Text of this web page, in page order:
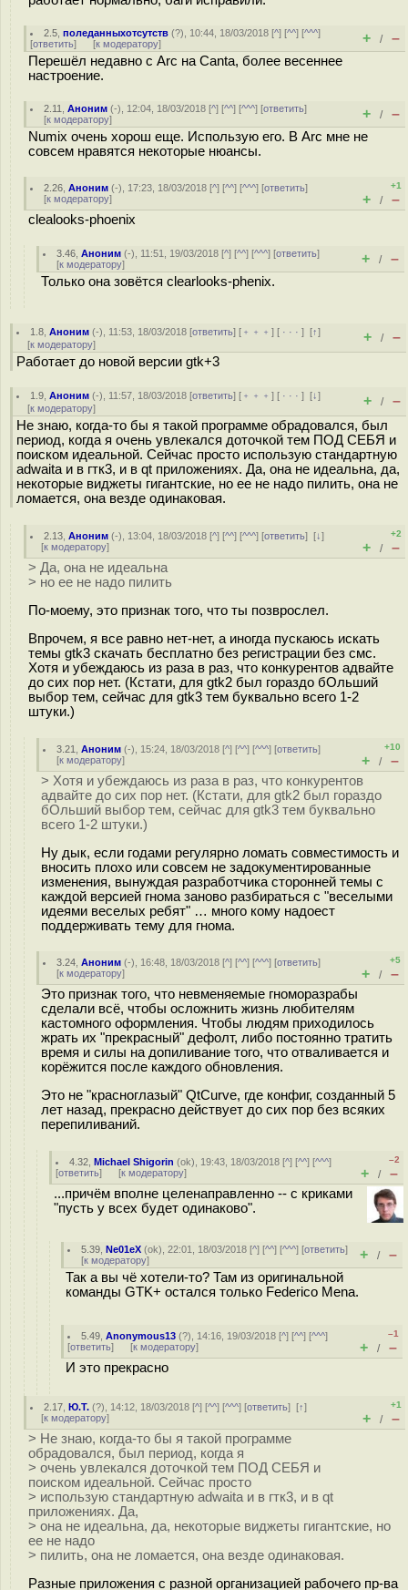
2.5 ,поледанныхотсутств (?), 10:44, 18/03/2018 [^] [^^] [^^^]
[ответить] [к модератору] + / –
Перешёл недавно с Arc на Canta, более весеннее
настроение.
2.11 ,Аноним (-), 12:04, 18/03/2018 [^] [^^] [^^^] [ответить]
[к модератору] + / –
Numix очень хорош еще. Использую его. В Arc мне не
совсем нравятся некоторые нюансы.
2.26 ,Аноним (-), 17:23, 18/03/2018 [^] [^^] [^^^] [ответить]
[к модератору]
+1
+ / –
clealooks-phoenix
3.46 ,Аноним (-), 11:51, 19/03/2018 [^] [^^] [^^^] [ответить]
[к модератору] + / –
Только она зовётся clearlooks-phenix.
1.8 ,Аноним (-), 11:53, 18/03/2018 [ответить] [ ﹢﹢﹢] [ · · ·][↑]
[к модератору] + / –
Работает до новой версии gtk+3
1.9 ,Аноним (-), 11:57, 18/03/2018 [ответить] [ ﹢﹢﹢] [ · · ·][↓]
[к модератору] + / –
Не знаю, когда-то бы я такой программе обрадовался, был
период, когда я очень увлекался доточкой тем ПОД СЕБЯ и
поиском идеальной. Сейчас просто использую стандартную
adwaita и в гтк3, и в qt приложениях. Да, она не идеальна, да,
некоторые виджеты гигантские, но ее не надо пилить, она не
ломается, она везде одинаковая.
2.13 ,Аноним (-), 13:04, 18/03/2018 [^] [^^] [^^^] [ответить][↓]
[к модератору]
+2
+ / –
> Да, она не идеальна
> но ее не надо пилить
По-моему, это признак того, что ты позврослел.
Впрочем, я все равно нет-нет, а иногда пускаюсь искать
темы gtk3 скачать бесплатно без регистрации без смс.
Хотя и убеждаюсь из раза в раз, что конкурентов адвайте
до сих пор нет. (Кстати, для gtk2 был гораздо бОльший
выбор тем, сейчас для gtk3 тем буквально всего 1-2
штуки.)
3.21 ,Аноним (-), 15:24, 18/03/2018 [^] [^^] [^^^] [ответить]
[к модератору]
+10
+ / –
> Хотя и убеждаюсь из раза в раз, что конкурентов
адвайте до сих пор нет. (Кстати, для gtk2 был гораздо
бОльший выбор тем, сейчас для gtk3 тем буквально
всего 1-2 штуки.)
Ну дык, если годами регулярно ломать совместимость и
вносить плохо или совсем не задокументированные
изменения, вынуждая разработчика сторонней темы с
каждой версией гнома заново разбираться с "веселыми
идеями веселых ребят" … много кому надоест
поддерживать тему для гнома.
3.24 ,Аноним (-), 16:48, 18/03/2018 [^] [^^] [^^^] [ответить]
[к модератору]
+5
+ / –
Это признак того, что невменяемые гноморазрабы
сделали всё, чтобы осложнить жизнь любителям
кастомного оформления. Чтобы людям приходилось
жрать их "прекрасный" дефолт, либо постоянно тратить
время и силы на допиливание того, что отваливается и
корёжится после каждого обновления.
Это не "красноглaзый" QtCurve, где конфиг, созданный 5
лет назад, прекрасно действует до сих пор без всяких
перепиливаний.
4.32 ,Michael Shigorin (ok), 19:43, 18/03/2018 [^] [^^] [^^^]
[ответить] [к модератору]
–2
+ / –
...причём вполне целенаправленно -- с криками
"пусть у всех будет одинаково".
5.39 ,Ne01eX (ok), 22:01, 18/03/2018 [^] [^^] [^^^] [ответить]
[к модератору] + / –
Так а вы чё хотели-то? Там из оригинальной
команды GTK+ остался только Federico Mena.
5.49 ,Anonymous13 (?), 14:16, 19/03/2018 [^] [^^] [^^^]
[ответить] [к модератору]
–1
+ / –
И это прекрасно
2.17 ,Ю.Т. (?), 14:12, 18/03/2018 [^] [^^] [^^^] [ответить][↑]
[к модератору]
+1
+ / –
> Не знаю, когда-то бы я такой программе
обрадовался, был период, когда я
> очень увлекался доточкой тем ПОД СЕБЯ и
поиском идеальной. Сейчас просто
> использую стандартную adwaita и в гтк3, и в qt
приложениях. Да,
> она не идеальна, да, некоторые виджеты гигантские, но
ее не надо
> пилить, она не ломается, она везде одинаковая.
Разные приложения с разной организацией рабочего пр-ва